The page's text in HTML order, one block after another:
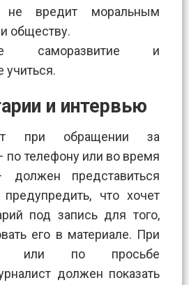
вредит моральным
обществу.
саморазвитие и
учиться.
и интервью
при обращении за
по телефону или во время
должен представиться
что хочет
под запись для того,
его в материале. При
или по просьбе
должен показать